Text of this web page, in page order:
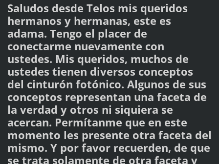
Saludos desde Telos mis queridos
hermanos y hermanas, este es
adama. Tengo el placer de
conectarme nuevamente con
ustedes. Mis queridos, muchos de
ustedes tienen diversos conceptos
del cinturón fotónico. Algunos de sus
conceptos representan una faceta de
la verdad y otros ni siquiera se
acercan. Permítanme que en este
momento les presente otra faceta del
mismo. Y por favor recuerden, de que
se trata solamente de otra faceta y